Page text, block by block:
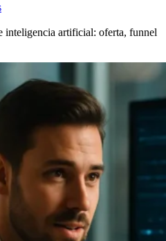
inteligencia artificial: oferta, funnel